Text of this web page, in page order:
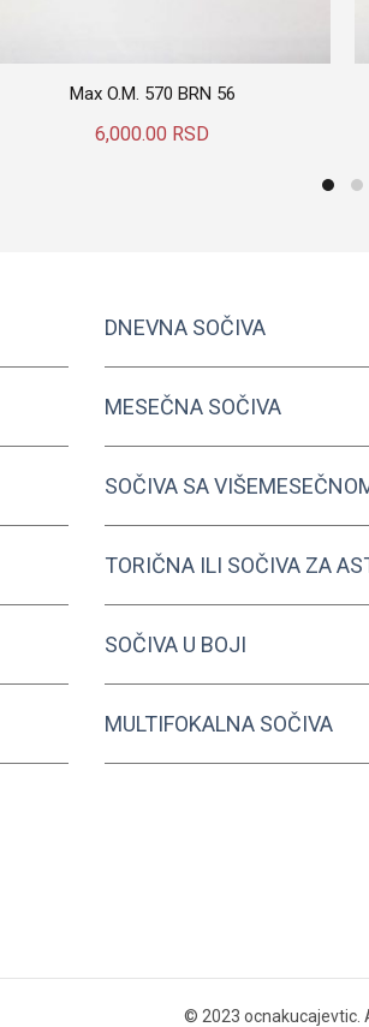
Max O.M. 570 BRN 56
6,000.00 RSD
DNEVNA SOČIVA
MESEČNA SOČIVA
SOČIVA SA
TORIČNA ILI SOČIVA ZA
SOČIVA U BOJI
MULTIFOKALNA SOČIVA
© 2023 ocnakucajevtic.